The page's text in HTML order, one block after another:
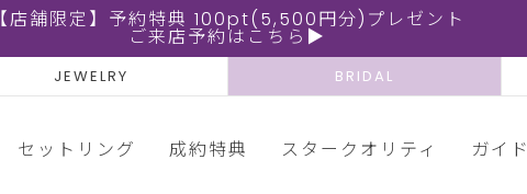
【店舗限定】予約特典 100pt(5,500円分)プレゼント
ご来店予約はこちら▶
JEWELRY BRIDAL
セットリング 成約特典 スタークオリティ ガイド